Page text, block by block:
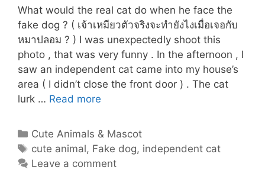
What would the real cat do when he face the
fake dog ? ( เจ้าเหมียวตัวจริงจะทำยังไงเมื่อเจอกับ
หมาปลอม ? ) I was unexpectedly shoot this
photo , that was very funny . In the afternoon , I
saw an independent cat came into my house’s
area ( I didn’t close the front door ) . The cat
lurk … Read more
CAT
MEETS
FAKE
Categories
Cute Animals & Mascot
Tags
cute animal, Fake dog, independent cat
Leave a comment